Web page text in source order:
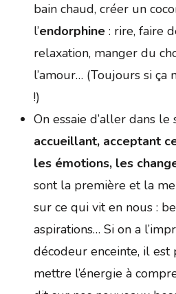
bain chaud, créer un
l’endorphine: rire, faire
relaxation, manger du
l’amour… (Toujours si ça
!)
On essaie d’aller dans
accueillant, acceptant
les émotions, les
sont la première et la
sur ce qui vit en nous :
aspirations… Si on a
décodeur enceinte, il est
mettre l’énergie à